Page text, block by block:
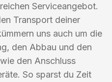
Serviceangebot.
Transport deiner
uns auch um die
den Abbau und den
den Anschluss
So sparst du Zeit